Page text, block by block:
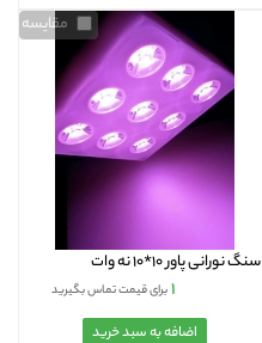
مقایسه
سنگ نورانی پاور 10*10 نه وات
۱برای قیمت تماس بگیرید